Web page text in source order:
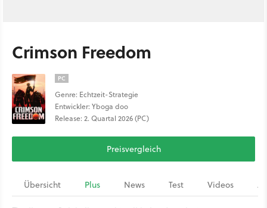
Crimson Freedom
PC
Genre: Echtzeit-Strategie
Entwickler: Yboga doo
Release: 2. Quartal 2026 (PC)
Preisvergleich
Übersicht Plus News Test Videos